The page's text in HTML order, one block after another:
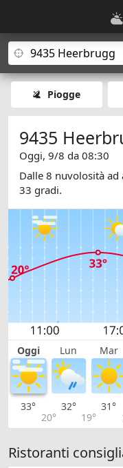
Piogge
9435
Oggi, 9/8 da 08:30
Dalle 8 nuvolosità
33 gradi.
Oggi Lun Mar
33°
20°
32°
19°
31°
Ristoranti